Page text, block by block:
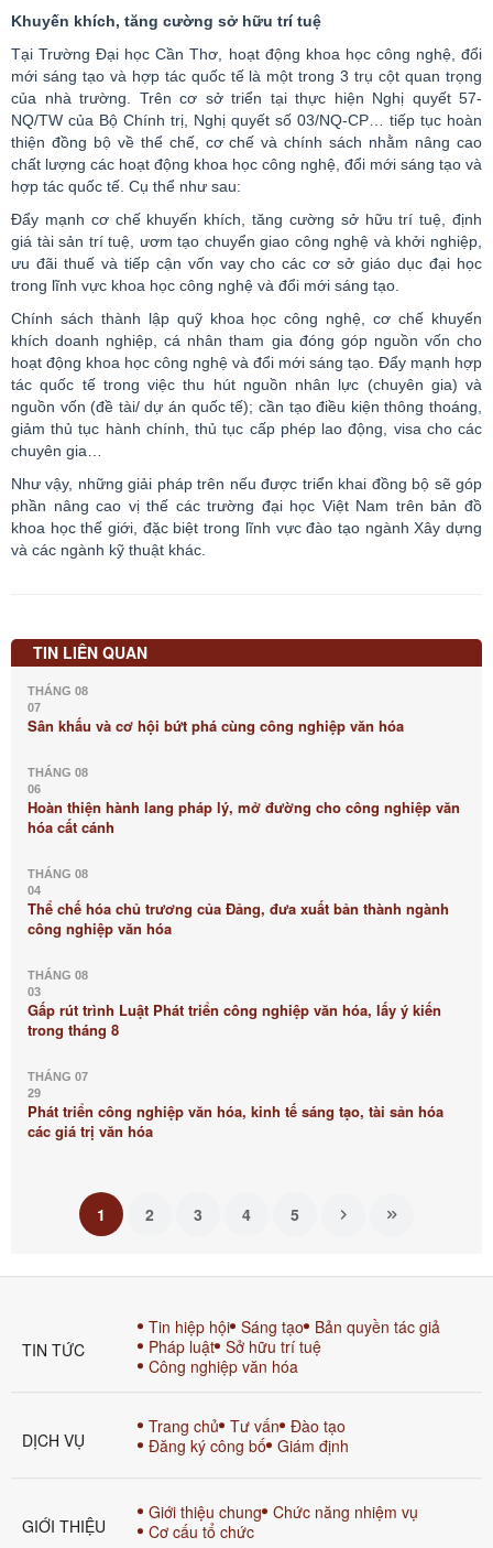
Khuyến khích, tăng cường sở hữu trí tuệ
Tại Trường Đại học Cần Thơ, hoạt động khoa học công nghệ, đổi
mới sáng tạo và hợp tác quốc tế là một trong 3 trụ cột quan trọng
của nhà trường. Trên cơ sở triển tại thực hiện Nghị quyết 57-
NQ/TW của Bộ Chính trị, Nghị quyết số 03/NQ-CP… tiếp tục hoàn
thiện đồng bộ về thể chế, cơ chế và chính sách nhằm nâng cao
chất lượng các hoạt động khoa học công nghệ, đổi mới sáng tạo và
hợp tác quốc tế. Cụ thể như sau:
Đẩy mạnh cơ chế khuyến khích, tăng cường sở hữu trí tuệ, định
giá tài sản trí tuệ, ươm tạo chuyển giao công nghệ và khởi nghiệp,
ưu đãi thuế và tiếp cận vốn vay cho các cơ sở giáo dục đại học
trong lĩnh vực khoa học công nghệ và đổi mới sáng tạo.
Chính sách thành lập quỹ khoa học công nghệ, cơ chế khuyến
khích doanh nghiệp, cá nhân tham gia đóng góp nguồn vốn cho
hoạt động khoa học công nghệ và đổi mới sáng tạo. Đẩy mạnh hợp
tác quốc tế trong việc thu hút nguồn nhân lực (chuyên gia) và
nguồn vốn (đề tài/ dự án quốc tế); cần tạo điều kiện thông thoáng,
giảm thủ tục hành chính, thủ tục cấp phép lao động, visa cho các
chuyên gia…
Như vậy, những giải pháp trên nếu được triển khai đồng bộ sẽ góp
phần nâng cao vị thế các trường đại học Việt Nam trên bản đồ
khoa họcthế giới, đặc biệt trong lĩnh vực đào tạo ngành Xây dựng
và các ngành kỹ thuật khác.
TIN LIÊN QUAN
THÁNG 08
07
Sân khấu và cơ hội bứt phá cùng công nghiệp văn hóa
THÁNG 08
06
Hoàn thiện hành lang pháp lý, mở đường cho công nghiệp văn
hóa cất cánh
THÁNG 08
04
Thể chế hóa chủ trương của Đảng, đưa xuất bản thành ngành
công nghiệp văn hóa
THÁNG 08
03
Gấp rút trình Luật Phát triển công nghiệp văn hóa, lấy ý kiến
trong tháng 8
THÁNG 07
29
Phát triển công nghiệp văn hóa, kinh tế sáng tạo, tài sản hóa
các giá trị văn hóa
1 2 3 4 5
TIN TỨC
Tin hiệp hội Sáng tạo Bản quyền tác giả
Pháp luật Sở hữu trí tuệ
Công nghiệp văn hóa
DỊCH VỤ
Trang chủ Tư vấn Đào tạo
Đăng ký công bố Giám định
GIỚI THIỆU
Giới thiệu chung Chức năng nhiệm vụ
Cơ cấu tổ chức